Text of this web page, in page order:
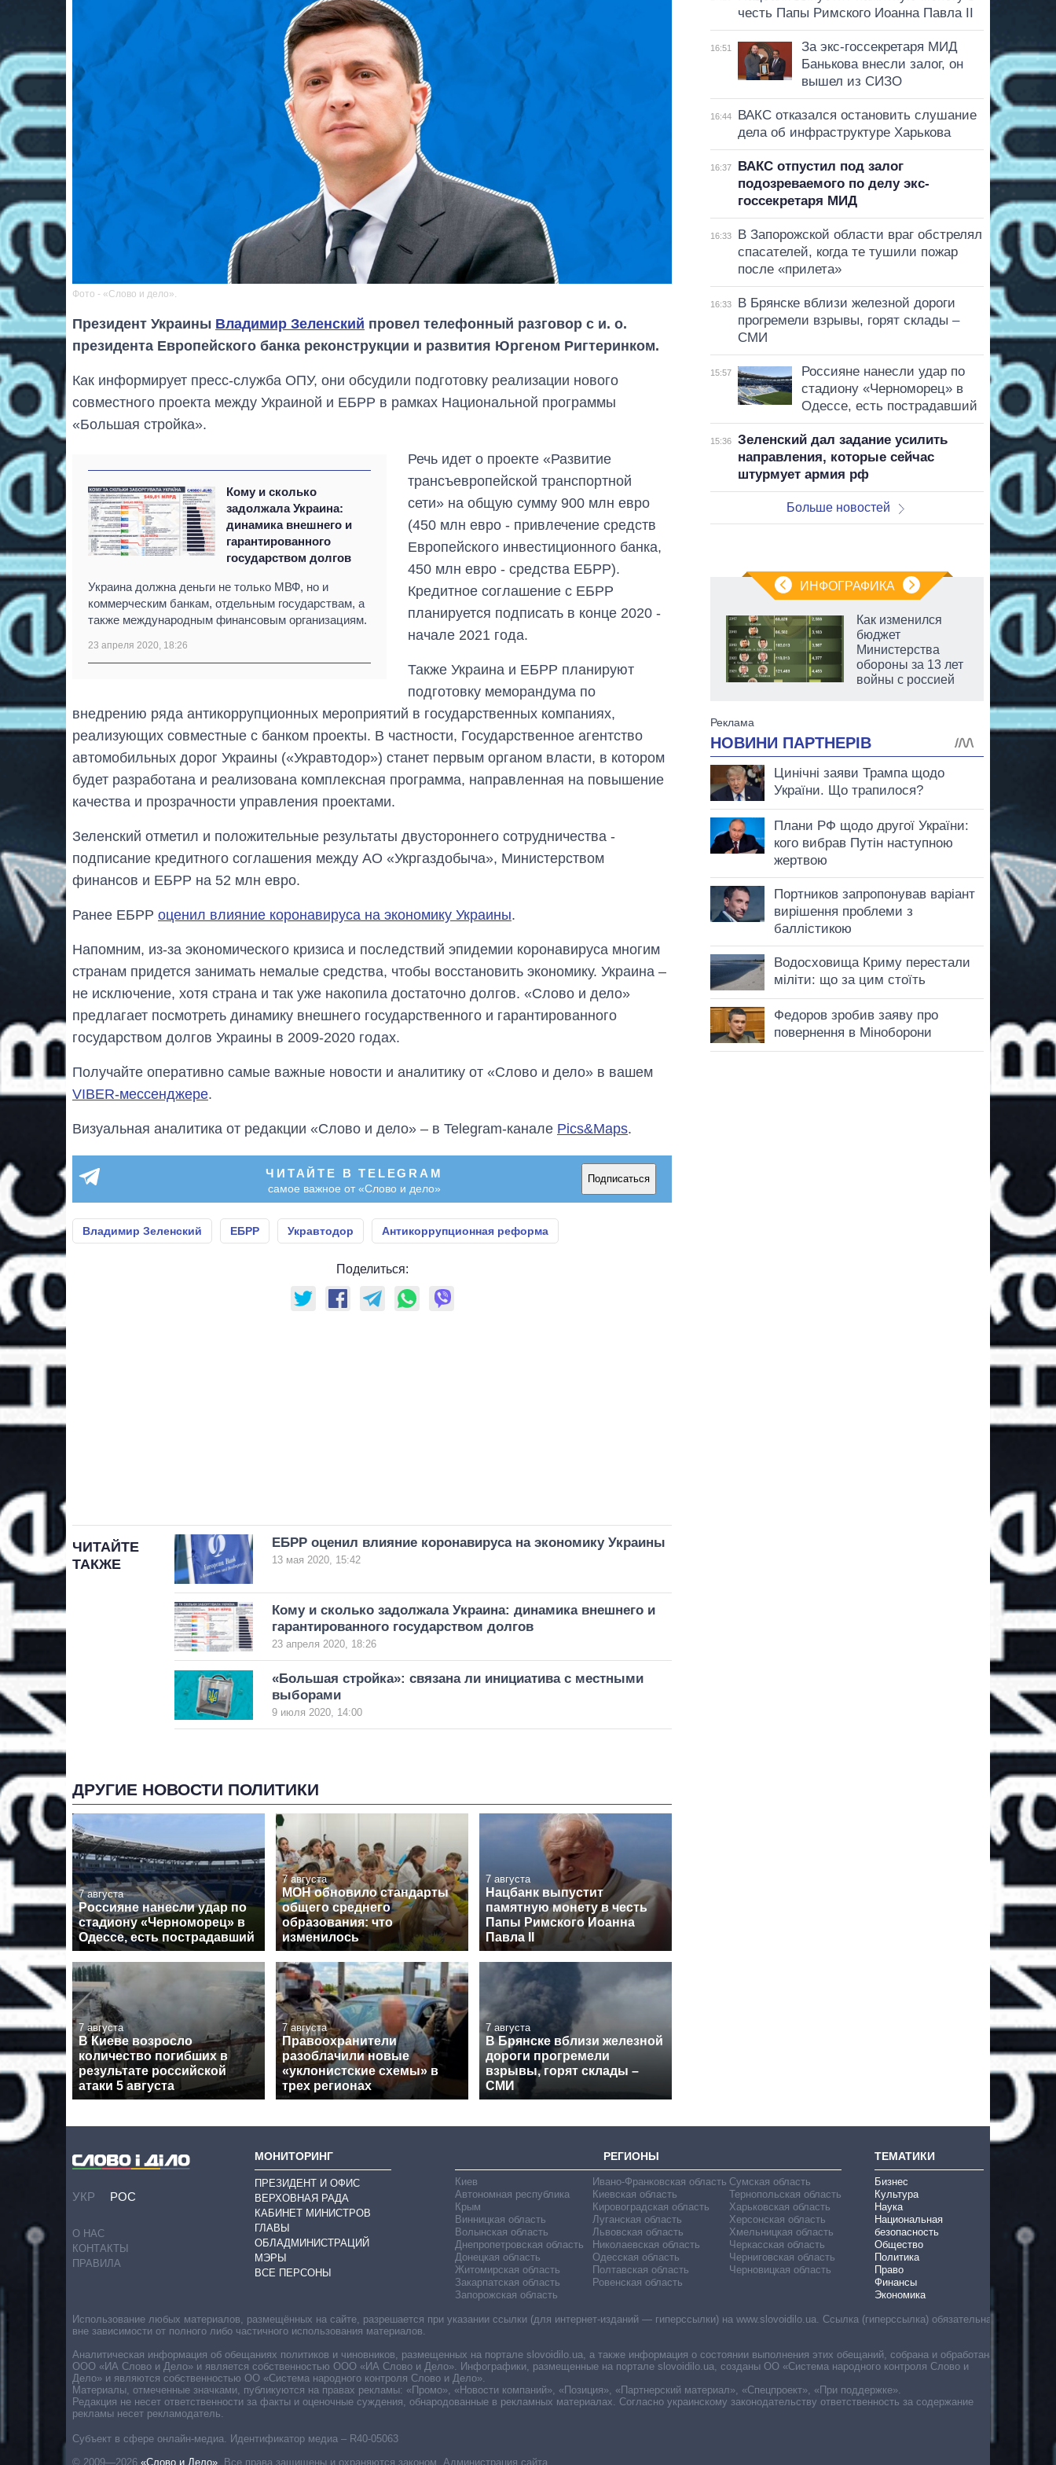
Фото - «Слово и дело».
Президент Украины Владимир Зеленский провел телефонный разговор с и. о.
президента Европейского банка реконструкции и развития Юргеном Ригтеринком.
Как информирует пресс-служба ОПУ, они обсудили подготовку реализации нового
совместного проекта между Украиной и ЕБРР в рамках Национальной программы
«Большая стройка».
Кому и сколько
задолжала Украина:
динамика внешнего и
гарантированного
государством долгов
Украина должна деньги не только МВФ, но и
коммерческим банкам, отдельным государствам, а
также международным финансовым организациям.
23 апреля 2020, 18:26
Речь идет о проекте «Развитие
трансъевропейской транспортной
сети» на общую сумму 900 млн евро
(450 млн евро - привлечение средств
Европейского инвестиционного банка,
450 млн евро - средства ЕБРР).
Кредитное соглашение с ЕБРР
планируется подписать в конце 2020 -
начале 2021 года.
Также Украина и ЕБРР планируют
подготовку меморандума по
внедрению ряда антикоррупционных мероприятий в государственных компаниях,
реализующих совместные с банком проекты. В частности, Государственное агентство
автомобильных дорог Украины («Укравтодор») станет первым органом власти, в котором
будет разработана и реализована комплексная программа, направленная на повышение
качества и прозрачности управления проектами.
Зеленский отметил и положительные результаты двустороннего сотрудничества -
подписание кредитного соглашения между АО «Укргаздобыча», Министерством
финансов и ЕБРР на 52 млн евро.
Ранее ЕБРР оценил влияние коронавируса на экономику Украины.
Напомним, из-за экономического кризиса и последствий эпидемии коронавируса многим
странам придется занимать немалые средства, чтобы восстановить экономику. Украина –
не исключение, хотя страна и так уже накопила достаточно долгов. «Слово и дело»
предлагает посмотреть динамику внешнего государственного и гарантированного
государством долгов Украины в 2009-2020 годах.
Получайте оперативно самые важные новости и аналитику от «Слово и дело» в вашем
VIBER-мессенджере.
Визуальная аналитика от редакции «Слово и дело» – в Telegram-канале Pics&Maps.
ЧИТАЙТЕ В TELEGRAM
самое важное от «Слово и дело»
Подписаться
Владимир Зеленский ЕБРР Укравтодор Антикоррупционная реформа
Поделиться:
ЧИТАЙТЕ
ТАКЖЕ
ЕБРР оценил влияние коронавируса на экономику Украины
13 мая 2020, 15:42
Кому и сколько задолжала Украина: динамика внешнего и
гарантированного государством долгов
23 апреля 2020, 18:26
«Большая стройка»: связана ли инициатива с местными
выборами
9 июля 2020, 14:00
ДРУГИЕ НОВОСТИ ПОЛИТИКИ
7 августа
Россияне нанесли удар по
стадиону «Черноморец» в
Одессе, есть пострадавший
7 августа
МОН обновило стандарты
общего среднего
образования: что
изменилось
7 августа
Нацбанк выпустит
памятную монету в честь
Папы Римского Иоанна
Павла II
7 августа
В Киеве возросло
количество погибших в
результате российской
атаки 5 августа
7 августа
Правоохранители
разоблачили новые
«уклонистские схемы» в
трех регионах
7 августа
В Брянске вблизи железной
дороги прогремели
взрывы, горят склады –
СМИ
честь Папы Римского Иоанна Павла II
16:51
За экс-госсекретаря МИД
Банькова внесли залог, он
вышел из СИЗО
16:44
ВАКС отказался остановить слушание
дела об инфраструктуре Харькова
16:37
ВАКС отпустил под залог
подозреваемого по делу экс-
госсекретаря МИД
16:33
В Запорожской области враг обстрелял
спасателей, когда те тушили пожар
после «прилета»
16:33
В Брянске вблизи железной дороги
прогремели взрывы, горят склады –
СМИ
15:57
Россияне нанесли удар по
стадиону «Черноморец» в
Одессе, есть пострадавший
15:36
Зеленский дал задание усилить
направления, которые сейчас
штурмует армия рф
Больше новостей
ИНФОГРАФИКА
Восемь
за лето: Киев и
область стали
главной целью рф
Как изменился
бюджет
Министерства
обороны за 13 лет
войны с россией
УКР РОС
О НАС
КОНТАКТЫ
ПРАВИЛА
МОНИТОРИНГ
ПРЕЗИДЕНТ И ОФИС
ВЕРХОВНАЯ РАДА
КАБИНЕТ МИНИСТРОВ
ГЛАВЫ
ОБЛАДМИНИСТРАЦИЙ
МЭРЫ
ВСЕ ПЕРСОНЫ
РЕГИОНЫ
Киев
Автономная республика
Крым
Винницкая область
Волынская область
Днепропетровская область
Донецкая область
Житомирская область
Закарпатская область
Запорожская область
Ивано-Франковская область
Киевская область
Кировоградская область
Луганская область
Львовская область
Николаевская область
Одесская область
Полтавская область
Ровенская область
Сумская область
Тернопольская область
Харьковская область
Херсонская область
Хмельницкая область
Черкасская область
Черниговская область
Черновицкая область
ТЕМАТИКИ
Бизнес
Культура
Наука
Национальная
безопасность
Общество
Политика
Право
Финансы
Экономика
Субъект в сфере онлайн-медиа. Идентификатор медиа – R40-05063
© 2009—2026 «Слово и Дело» Все права защищены и охраняются законом. Администрация сайта
Использование любых материалов, размещённых на сайте, разрешается при указании ссылки (для интернет-изданий — гиперссылки) на www.slovoidilo.ua. Ссылка (гиперссылка) обязательна
вне зависимости от полного либо частичного использования материалов.
Аналитическая информация об обещаниях политиков и чиновников, размещенных на портале slovoidilo.ua, а также информация о состоянии выполнения этих обещаний, собрана и обработана
ООО «ИА Слово и Дело» и является собственностью ООО «ИА Слово и Дело». Инфографики, размещенные на портале slovoidilo.ua, созданы ОО «Система народного контроля Слово и
Дело» и являются собственностью ОО «Система народного контроля Слово и Дело».
Материалы, отмеченные значками, публикуются на правах рекламы: «Промо», «Новости компаний», «Позиция», «Партнерский материал», «Спецпроект», «При поддержке».
Редакция не несет ответственности за факты и оценочные суждения, обнародованные в рекламных материалах. Согласно украинскому законодательству ответственность за содержание
рекламы несет рекламодатель.